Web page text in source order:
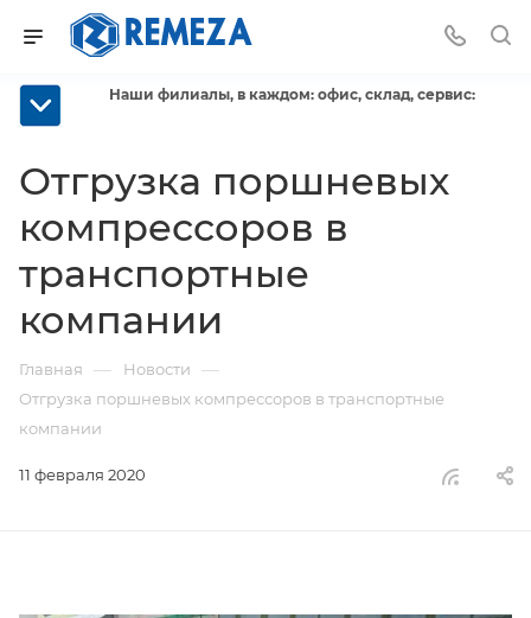
Наши филиалы, в каждом: офис, склад, сервис:
Отгрузка поршневых
компрессоров в
транспортные
компании
Главная — Новости —
Отгрузка поршневых компрессоров в транспортные
компании
11 февраля 2020